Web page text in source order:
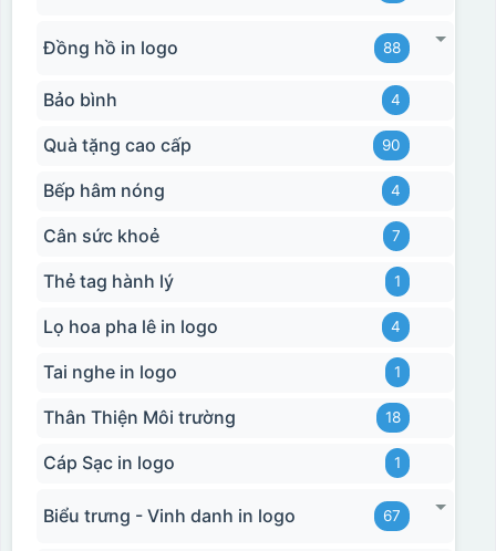
Đồng hồ in logo 88
Bảo bình 4
Quà tặng cao cấp 90
Bếp hâm nóng 4
Cân sức khoẻ 7
Thẻ tag hành lý 1
Lọ hoa pha lê in logo 4
Tai nghe in logo 1
Thân Thiện Môi trường 18
Cáp Sạc in logo 1
Biểu trưng - Vinh danh in logo 67